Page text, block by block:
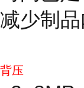
减少制
背压